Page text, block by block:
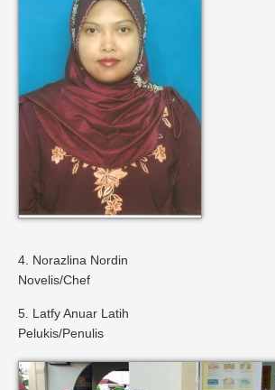
4. Norazlina Nordin
Novelis/Chef
5. Latfy Anuar Latih
Pelukis/Penulis